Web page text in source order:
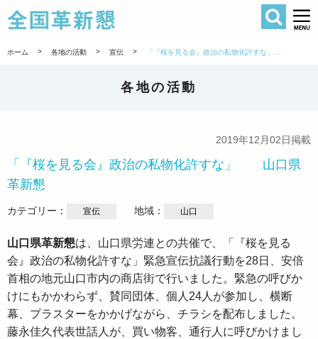
全国革新懇
検索
ホーム > 各地の活動 > 宣伝 >
各地の活動
2019年12月02日掲載
「『桜を見る会』政治の私物化許すな」 山口県
革新懇
カテゴリー： 宣伝 地域： 山口
山口県革新懇は、山口県労連との共催で、「『桜を見る
会』政治の私物化許すな」緊急宣伝抗議行動を28日、安倍
首相の地元山口市内の商店街で行いました。緊急の呼びか
けにもかかわらず、賛同団体、個人24人が参加し、横断
幕、プラスターをかかげながら、チラシを配布しました。
藤永佳久代表世話人が、買い物客、通行人に呼びかけまし